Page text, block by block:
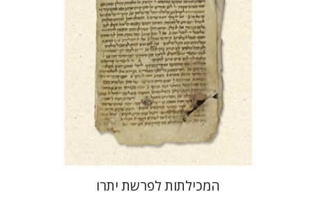
הנחת אתר ספר מודפס
$46
$41
המכילתות לפרשת יתרו